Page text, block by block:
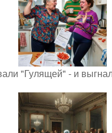
"Гулящей" - и